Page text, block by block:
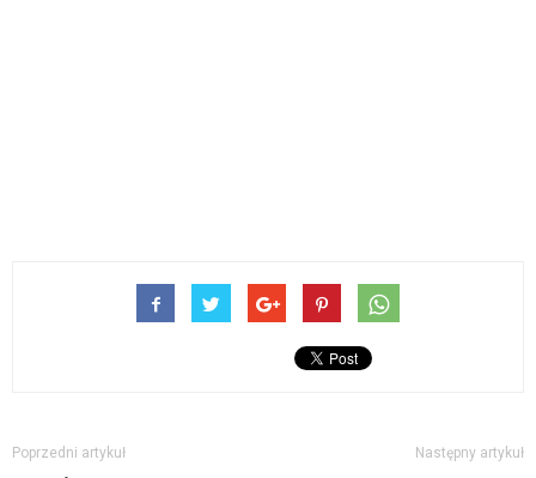
Poprzedni artykuł Następny artykuł